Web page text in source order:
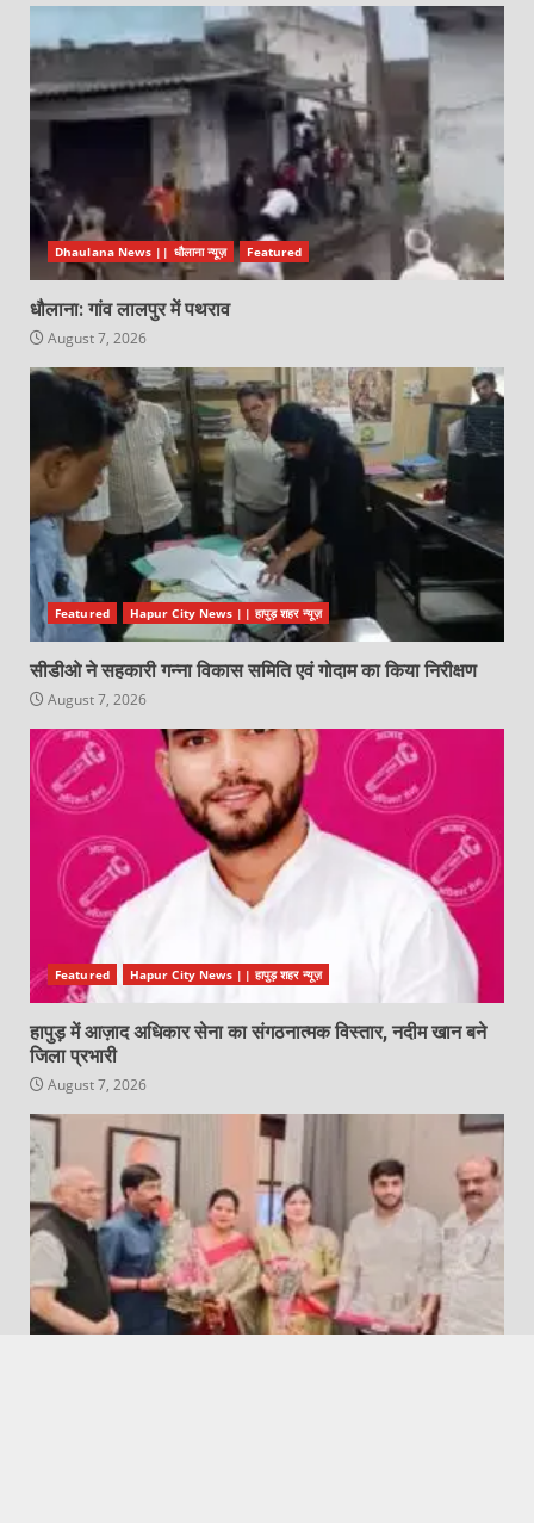
Dhaulana News || धौलाना न्यूज़ Featured
धौलाना: गांव लालपुर में पथराव
August 7, 2026
Featured Hapur City News || हापुड़ शहर न्यूज़
सीडीओ ने सहकारी गन्ना विकास समिति एवं गोदाम का किया निरीक्षण
August 7, 2026
Featured Hapur City News || हापुड़ शहर न्यूज़
हापुड़ में आज़ाद अधिकार सेना का संगठनात्मक विस्तार, नदीम खान बने
जिला प्रभारी
August 7, 2026